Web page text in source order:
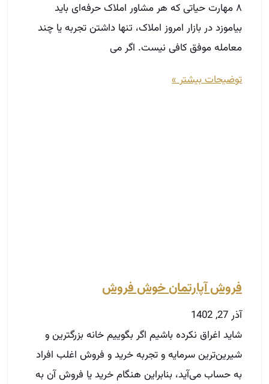
۸ مهارت حیاتی که هر مشاور املاک حرفه‌ای باید
بیاموزد در بازار امروز املاک، تنها داشتن تجربه یا چند
معامله موفق کافی نیست. اگر می‌
توضیحات بیشتر »
فروش آپارتمان خوش فروش
آذر 27, 1402
شاید اغراق نکرده باشیم اگر بگوییم خانه بزرگترین و
شیرین‌ترین سرمایه و تجربه خرید و فروش اغلب افراد
به حساب می‌آید، بنابراین هنگام خرید یا فروش آن به